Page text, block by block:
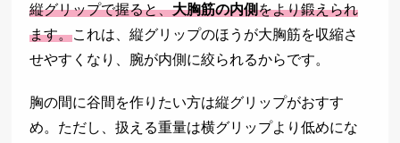
縦グリップで握ると、大胸筋の内側をより鍛えられ
ます。これは、縦グリップのほうが大胸筋を収縮さ
せやすくなり、腕が内側に絞られるからです。
胸の間に谷間を作りたい方は縦グリップがおすす
め。ただし、扱える重量は横グリップより低めにな